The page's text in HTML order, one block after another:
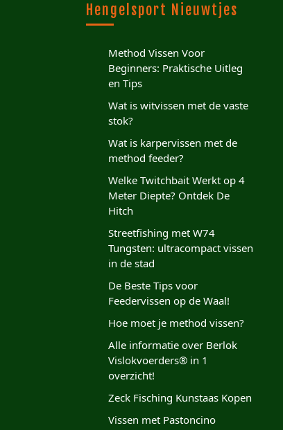
Hengelsport Nieuwtjes
Method Vissen Voor
Beginners: Praktische Uitleg
en Tips
Wat is witvissen met de vaste
stok?
Wat is karpervissen met de
method feeder?
Welke Twitchbait Werkt op 4
Meter Diepte? Ontdek De
Hitch
Streetfishing met W74
Tungsten: ultracompact vissen
in de stad
De Beste Tips voor
Feedervissen op de Waal!
Hoe moet je method vissen?
Alle informatie over Berlok
Vislokvoerders® in 1
overzicht!
Zeck Fisching Kunstaas Kopen
Vissen met Pastoncino